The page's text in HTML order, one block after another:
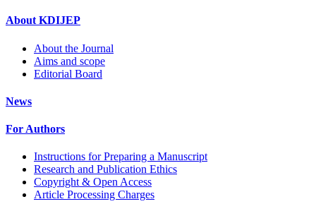
About KDIJEP
About the Journal
Aims and scope
Editorial Board
News
For Authors
Instructions for Preparing a Manuscript
Research and Publication Ethics
Copyright & Open Access
Article Processing Charges